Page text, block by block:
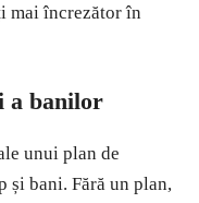
mai încrezător în
a banilor
unui plan de
și bani. Fără un plan,